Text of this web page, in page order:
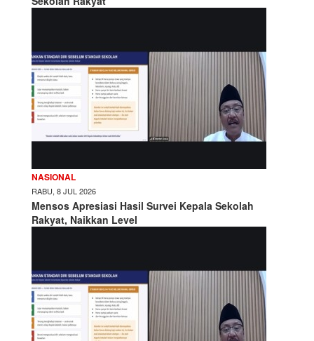
NASIONAL
RABU, 8 JUL 2026
Mensos Apresiasi Hasil Survei Kepala Sekolah
Rakyat, Naikkan Level